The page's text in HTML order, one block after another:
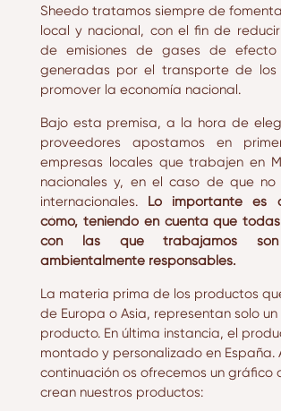
Sheedo tratamos siempre de
local y nacional, con el fin de
de emisiones de gases de efecto
generadas por el transporte de los
promover la economía nacional.
Bajo esta premisa, a la hora de
proveedores apostamos en
empresas locales que trabajen en
nacionales y, en el caso de que no
internacionales. Lo importante es
cómo, teniendo en cuenta que
con las que trabajamos
ambientalmente responsables.
La materia prima de los productos
de Europa o Asia, representan solo
producto. En última instancia, el
montado y personalizado en España.
continuación os ofrecemos un gráfico
crean nuestros productos: